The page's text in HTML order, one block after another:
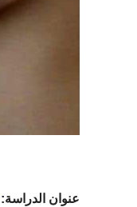
عنوان الدراسة: